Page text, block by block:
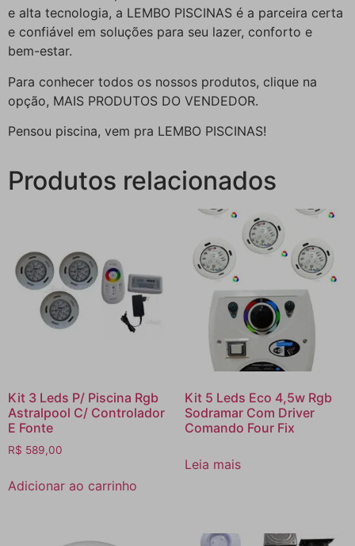
e alta tecnologia, a LEMBO PISCINAS é a parceira certa
e confiável em soluções para seu lazer, conforto e
bem-estar.
Para conhecer todos os nossos produtos, clique na
opção, MAIS PRODUTOS DO VENDEDOR.
Pensou piscina, vem pra LEMBO PISCINAS!
Produtos relacionados
Kit 3 Leds P/ Piscina Rgb
Astralpool C/ Controlador
E Fonte
R$ 589,00
Adicionar ao carrinho
Kit 5 Leds Eco 4,5w Rgb
Sodramar Com Driver
Comando Four Fix
Leia mais